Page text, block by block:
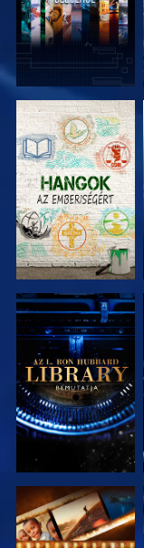
A SOROZAT
RÉSZEI
A SOROZAT
RÉSZEI
A SOROZAT